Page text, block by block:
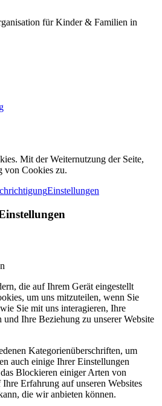
für Kinder & Familien in
Mit der Weiternutzung der Seite,
von Cookies zu.
Einstellungen
die auf Ihrem Gerät eingestellt
um uns mitzuteilen, wenn Sie
Sie mit uns interagieren, Ihre
und Ihre Beziehung zu unserer Website
Kategorienüberschriften, um
auch einige Ihrer Einstellungen
Blockieren einiger Arten von
Erfahrung auf unseren Websites
die wir anbieten können.